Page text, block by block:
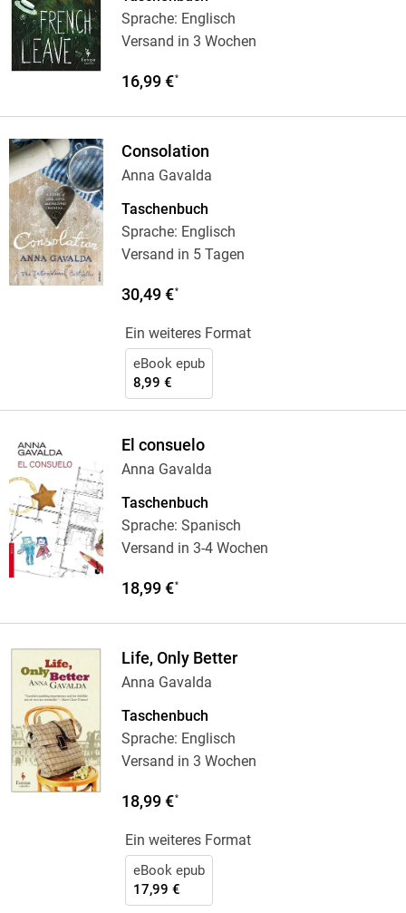
Sprache: Englisch
Versand in 3 Wochen
16,99 €*
Consolation
Anna Gavalda
Taschenbuch
Sprache: Englisch
Versand in 5 Tagen
30,49 €*
Ein weiteres Format
eBook epub
8,99 €
El consuelo
Anna Gavalda
Taschenbuch
Sprache: Spanisch
Versand in 3-4 Wochen
18,99 €*
Life, Only Better
Anna Gavalda
Taschenbuch
Sprache: Englisch
Versand in 3 Wochen
18,99 €*
Ein weiteres Format
eBook epub
17,99 €